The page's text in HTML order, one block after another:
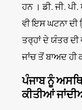
ਹਨ । ਡੀ. ਜੀ.
ਵੀ ਇਸ ਘਟਨਾ ਦੀ
ਤਰ੍ਹਾਂ ਦੇ ਯੰਤਰ
ਜਾਂਚ ਤੋਂ ਬਾਅਦ ਹੀ
ਪੰਜਾਬ ਨੂੰ
ਕੀਤੀਆਂ